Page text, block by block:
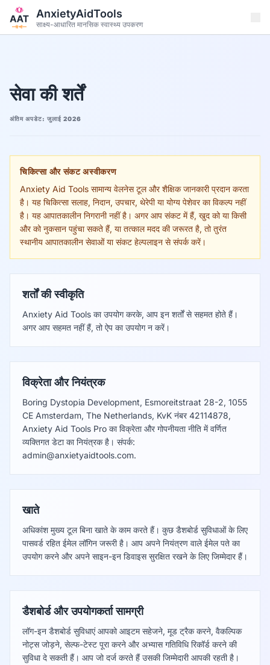
मुख्य सामग्री पर जाएं
हिन्दी
AnxietyAidTools
साक्ष्य-आधारित मानसिक स्वास्थ्य उपकरण
सेवा की शर्तें
अंतिम अपडेट: जुलाई 2026
चिकित्सा और संकट अस्वीकरण
Anxiety Aid Tools सामान्य वेलनेस टूल और शैक्षिक जानकारी प्रदान करता
है। यह चिकित्सा सलाह, निदान, उपचार, थेरेपी या योग्य पेशेवर का विकल्प नहीं
है। यह आपातकालीन निगरानी नहीं है। अगर आप संकट में हैं, खुद को या किसी
और को नुकसान पहुंचा सकते हैं, या तत्काल मदद की जरूरत है, तो तुरंत
स्थानीय आपातकालीन सेवाओं या संकट हेल्पलाइन से संपर्क करें।
शर्तों की स्वीकृति
Anxiety Aid Tools का उपयोग करके, आप इन शर्तों से सहमत होते हैं।
अगर आप सहमत नहीं हैं, तो ऐप का उपयोग न करें।
विक्रेता और नियंत्रक
Boring Dystopia Development, Esmoreitstraat 28-2, 1055
CE Amsterdam, The Netherlands, KvK नंबर 42114878,
Anxiety Aid Tools Pro का विक्रेता और गोपनीयता नीति में वर्णित
व्यक्तिगत डेटा का नियंत्रक है। संपर्क:
admin@anxietyaidtools.com.
खाते
अधिकांश मुख्य टूल बिना खाते के काम करते हैं। कुछ डैशबोर्ड सुविधाओं के लिए
पासवर्ड रहित ईमेल लॉगिन जरूरी है। आप अपने नियंत्रण वाले ईमेल पते का
उपयोग करने और अपने साइन-इन डिवाइस सुरक्षित रखने के लिए जिम्मेदार हैं।
डैशबोर्ड और उपयोगकर्ता सामग्री
लॉग-इन डैशबोर्ड सुविधाएं आपको आइटम सहेजने, मूड ट्रैक करने, वैकल्पिक
नोट्स जोड़ने, सेल्फ-टेस्ट पूरा करने और अभ्यास गतिविधि रिकॉर्ड करने की
सुविधा दे सकती हैं। आप जो दर्ज करते हैं उसकी जिम्मेदारी आपकी रहती है।